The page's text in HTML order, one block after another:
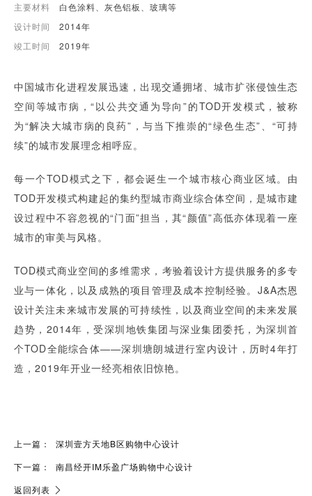
主要材料
白色涂料、灰色铝板、玻璃等
设计时间
2014年
竣工时间
2019年
中国城市化进程发展迅速，出现交通拥堵、城市扩张侵蚀生态
空间等城市病，“以公共交通为导向”的TOD开发模式，被称
为“解决大城市病的良药”，与当下推崇的“绿色生态”、“可持
续”的城市发展理念相呼应。
每一个TOD模式之下，都会诞生一个城市核心商业区域。由
TOD开发模式构建起的集约型城市商业综合体空间，是城市建
设过程中不容忽视的“门面”担当，其“颜值”高低亦体现着一座
城市的审美与风格。
TOD模式商业空间的多维需求，考验着设计方提供服务的多专
业与一体化，以及成熟的项目管理及成本控制经验。J&A杰恩
设计关注未来城市发展的可持续性，以及商业空间的未来发展
趋势，2014年，受深圳地铁集团与深业集团委托，为深圳首
个TOD全能综合体——深圳塘朗城进行室内设计，历时4年打
造，2019年开业一经亮相依旧惊艳。
上一篇：
深圳壹方天地B区购物中心设计
下一篇：
南昌经开IM乐盈广场购物中心设计
返回列表